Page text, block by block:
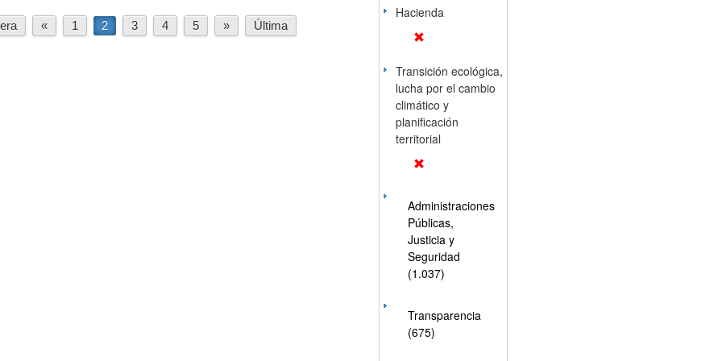
« 1 2 3 4 5 » Última
Hacienda
Transición ecológica,
lucha por el cambio
climático y
planificación
territorial
Administraciones
Públicas,
Justicia y
Seguridad
(1.037)
Transparencia
(675)